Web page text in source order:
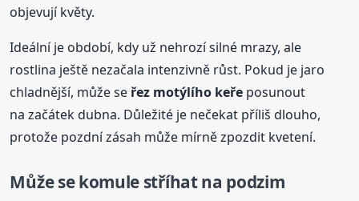
objevují květy.
Ideální je období, kdy už nehrozí silné mrazy, ale
rostlina ještě nezačala intenzivně růst. Pokud je jaro
chladnější, může seřez motýlího keře posunout
na začátek dubna. Důležité je nečekat příliš dlouho,
protože pozdní zásah může mírně zpozdit kvetení.
Může se komule stříhat na podzim